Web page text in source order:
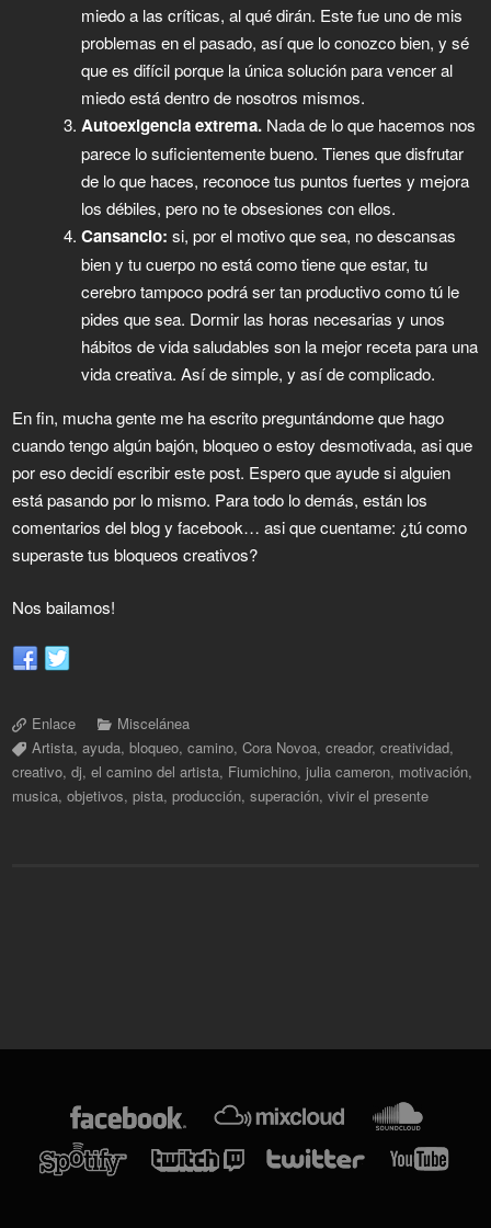
miedo a las críticas, al qué dirán. Este fue uno de mis
problemas en el pasado, así que lo conozco bien, y sé
que es difícil porque la única solución para vencer al
miedo está dentro de nosotros mismos.
Autoexigencia extrema. Nada de lo que hacemos nos
parece lo suficientemente bueno. Tienes que disfrutar
de lo que haces, reconoce tus puntos fuertes y mejora
los débiles, pero no te obsesiones con ellos.
Cansancio: si, por el motivo que sea, no descansas
bien y tu cuerpo no está como tiene que estar, tu
cerebro tampoco podrá ser tan productivo como tú le
pides que sea. Dormir las horas necesarias y unos
hábitos de vida saludables son la mejor receta para una
vida creativa. Así de simple, y así de complicado.
En fin, mucha gente me ha escrito preguntándome que hago
cuando tengo algún bajón, bloqueo o estoy desmotivada, asi que
por eso decidí escribir este post. Espero que ayude si alguien
está pasando por lo mismo. Para todo lo demás, están los
comentarios del blog y facebook… asi que cuentame: ¿tú como
superaste tus bloqueos creativos?
Nos bailamos!
Enlace
Miscelánea
Artista,ayuda,bloqueo,camino,Cora Novoa,creador,creatividad,
creativo,dj,el camino del artista, Fiumichino,julia cameron, motivación,
musica,objetivos,pista,producción,superación,vivir el presente